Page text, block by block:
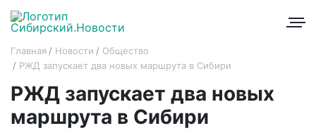
Главная Новости
Общество
РЖД запускает два новых маршрута в Сибири
РЖД запускает два новых
маршрута в Сибири